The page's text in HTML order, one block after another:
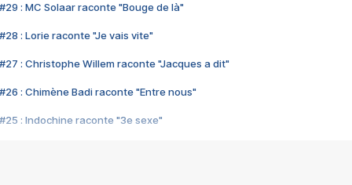
#29 : MC Solaar raconte "Bouge de là"
#28 : Lorie raconte "Je vais vite"
#27 : Christophe Willem raconte "Jacques a dit"
#26 : Chimène Badi raconte "Entre nous"
#25 : Indochine raconte "3e sexe"